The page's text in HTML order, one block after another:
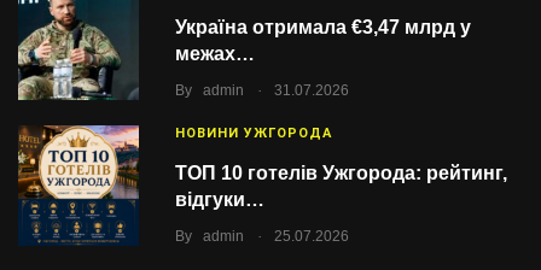
Україна отримала €3,47 млрд у
межах…
By admin . 31.07.2026
НОВИНИ УЖГОРОДА
ТОП 10 готелів Ужгорода: рейтинг,
відгуки…
By admin . 25.07.2026